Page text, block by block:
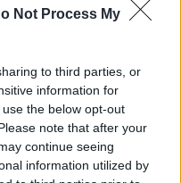
Not Process My
to third parties, or
information for
the below opt-out
note that after your
continue seeing
information utilized by
Vimmerby